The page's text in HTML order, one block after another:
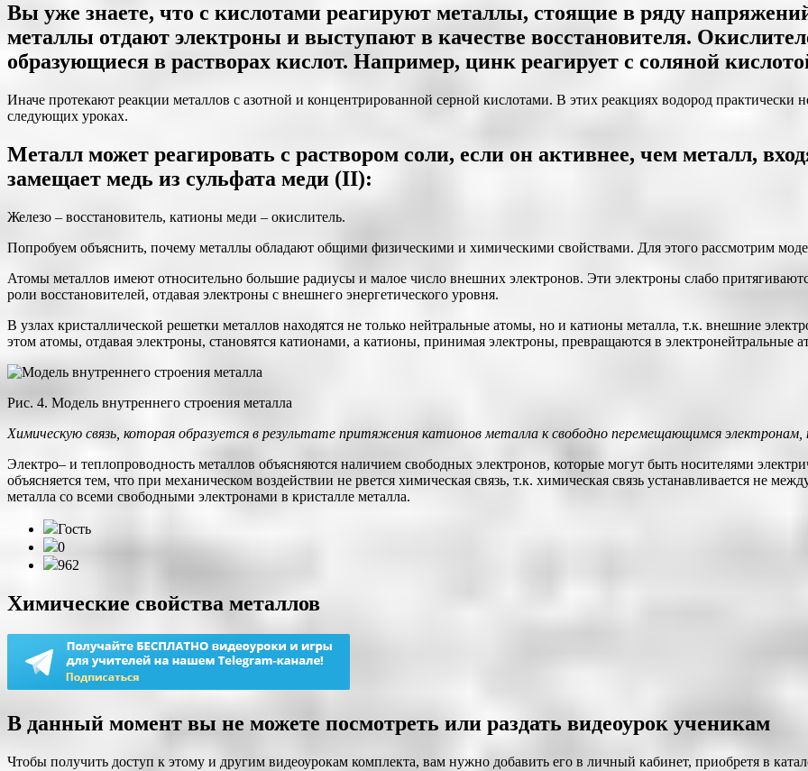
Вы уже знаете, что с кислотами реагируют металлы, стоящие в ряду
металлы отдают электроны и выступают в качестве восстановителя.
образующиеся в растворах кислот. Например, цинк реагирует с соляной
Иначе протекают реакции металлов с азотной и концентрированной серной кислотами. В этих реакциях водород практически
следующих уроках.
Металл может реагировать с раствором соли, если он активнее, чем металл,
замещает медь из сульфата меди (II):
Железо – восстановитель, катионы меди – окислитель.
Попробуем объяснить, почему металлы обладают общими физическими и химическими свойствами. Для этого рассмотрим
Атомы металлов имеют относительно большие радиусы и малое число внешних электронов. Эти электроны слабо
роли восстановителей, отдавая электроны с внешнего энергетического уровня.
В узлах кристаллической решетки металлов находятся не только нейтральные атомы, но и катионы металла, т.к. внешние
этом атомы, отдавая электроны, становятся катионами, а катионы, принимая электроны, превращаются в электронейтральные
Рис. 4. Модель внутреннего строения металла
Химическую связь, которая образуется в результате притяжения катионов металла к свободно перемещающимся
Электро– и теплопроводность металлов объясняются наличием свободных электронов, которые могут быть носителями
объясняется тем, что при механическом воздействии не рвется химическая связь, т.к. химическая связь устанавливается не
металла со всеми свободными электронами в кристалле металла.
Гость
0
962
Химические свойства металлов
В данный момент вы не можете посмотреть или раздать видеоурок ученикам
Чтобы получить доступ к этому и другим видеоурокам комплекта, вам нужно добавить его в личный кабинет, приобретя в